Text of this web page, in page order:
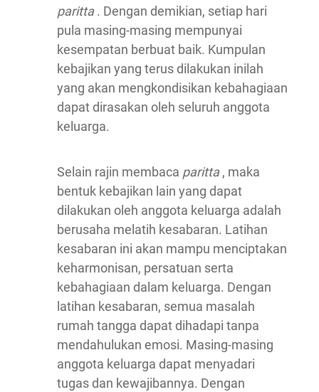
paritta. Dengan demikian, setiap hari
pula masing-masing mempunyai
kesempatan berbuat baik. Kumpulan
kebajikan yang terus dilakukan inilah
yang akan mengkondisikan kebahagiaan
dapat dirasakan oleh seluruh anggota
keluarga.
Selain rajin membaca paritta, maka
bentuk kebajikan lain yang dapat
dilakukan oleh anggota keluarga adalah
berusaha melatih kesabaran. Latihan
kesabaran ini akan mampu menciptakan
keharmonisan, persatuan serta
kebahagiaan dalam keluarga. Dengan
latihan kesabaran, semua masalah
rumah tangga dapat dihadapi tanpa
mendahulukan emosi. Masing-masing
anggota keluarga dapat menyadari
tugas dan kewajibannya. Dengan